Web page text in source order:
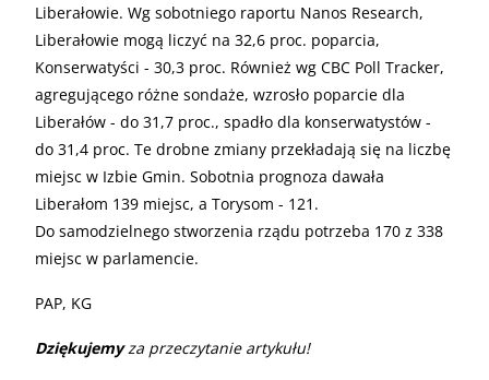
Liberałowie. Wg sobotniego raportu Nanos Research,
Liberałowie mogą liczyć na 32,6 proc. poparcia,
Konserwatyści - 30,3 proc. Również wg CBC Poll Tracker,
agregującego różne sondaże, wzrosło poparcie dla
Liberałów - do 31,7 proc., spadło dla konserwatystów -
do 31,4 proc. Te drobne zmiany przekładają się na liczbę
miejsc w Izbie Gmin. Sobotnia prognoza dawała
Liberałom 139 miejsc, a Torysom - 121.
Do samodzielnego stworzenia rządu potrzeba 170 z 338
miejsc w parlamencie.
PAP, KG
Dziękujemyza przeczytanie artykułu!